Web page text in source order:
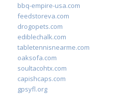
bbq-empire-usa.com
feedstoreva.com
drogopets.com
ediblechalk.com
tabletennisnearme.com
oaksofa.com
soultacohtx.com
capishcaps.com
gpsyfl.org